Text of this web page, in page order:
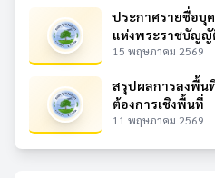
ประกาศรายชื่อบุ
แห่งพระราชบัญญั
15 พฤษภาคม 2569
สรุปผลการลงพื้น
ต้องการเชิงพื้นที่
11 พฤษภาคม 2569